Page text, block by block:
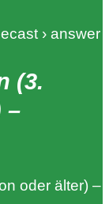
› answer
(3.
–
oder älter) –